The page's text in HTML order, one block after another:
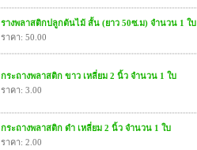
รางพลาสติกปลูกต้นไม้ สั้น (ยาว 50ซ.ม) จำนวน 1 ใบ
ราคา: 50.00
กระถางพลาสติก ขาว เหลี่ยม 2 นิ้ว จำนวน 1 ใบ
ราคา: 3.00
กระถางพลาสติก ดำ เหลี่ยม 2 นิ้ว จำนวน 1 ใบ
ราคา: 2.00